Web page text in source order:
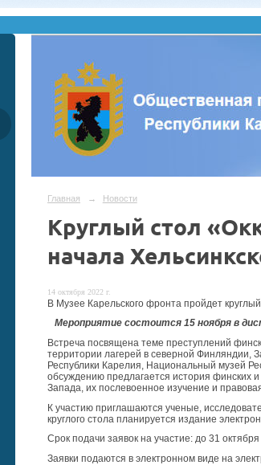
Главная → Новости
Круглый стол
начала
14 октября 2022 г.
В Музее Карельского фронта пройдет
Мероприятие состоится 15 ноября в
Встреча посвящена теме преступлений
территории лагерей в северной Финляндии,
Республики Карелия, Национальный музей
обсуждению предлагается история финских
Запада, их послевоенное изучение и
К участию приглашаются ученые,
круглого стола планируется издание
Срок подачи заявок на участие: до 31
Заявки подаются в электронном виде на